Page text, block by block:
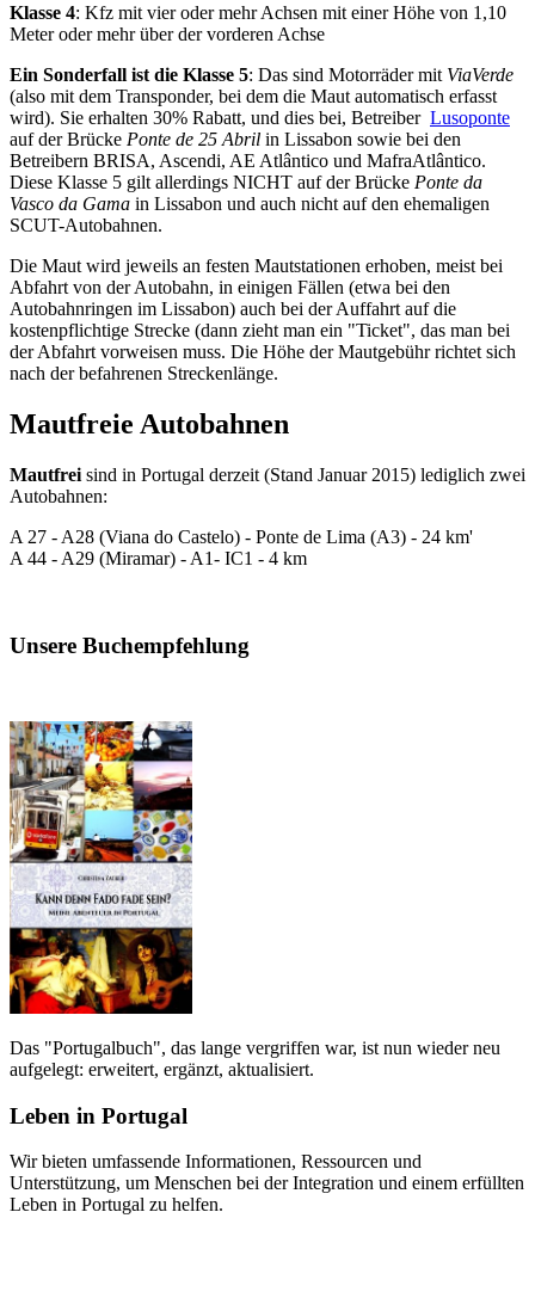
Klasse 4: Kfz mit vier oder mehr Achsen mit einer Höhe von 1,10
Meter oder mehr über der vorderen Achse
Ein Sonderfall ist die Klasse 5: Das sind Motorräder mit ViaVerde
(also mit dem Transponder, bei dem die Maut automatisch erfasst
wird). Sie erhalten 30% Rabatt, und dies bei, Betreiber Lusoponte
auf der Brücke Ponte de 25 Abril in Lissabon sowie bei den
Betreibern BRISA, Ascendi, AE Atlântico und MafraAtlântico.
Diese Klasse 5 gilt allerdings NICHT auf der Brücke Ponte da
Vasco da Gama in Lissabon und auch nicht auf den ehemaligen
SCUT-Autobahnen.
Die Maut wird jeweils an festen Mautstationen erhoben, meist bei
Abfahrt von der Autobahn, in einigen Fällen (etwa bei den
Autobahnringen im Lissabon) auch bei der Auffahrt auf die
kostenpflichtige Strecke (dann zieht man ein "Ticket", das man bei
der Abfahrt vorweisen muss. Die Höhe der Mautgebühr richtet sich
nach der befahrenen Streckenlänge.
Mautfreie Autobahnen
Mautfrei sind in Portugal derzeit (Stand Januar 2015) lediglich zwei
Autobahnen:
A 27 - A28 (Viana do Castelo) - Ponte de Lima (A3) - 24 km'
A 44 - A29 (Miramar) - A1- IC1 - 4 km
Unsere Buchempfehlung
Das "Portugalbuch", das lange vergriffen war, ist nun wieder neu
aufgelegt: erweitert, ergänzt, aktualisiert.
Leben in Portugal
Wir bieten umfassende Informationen, Ressourcen und
Unterstützung, um Menschen bei der Integration und einem erfüllten
Leben in Portugal zu helfen.